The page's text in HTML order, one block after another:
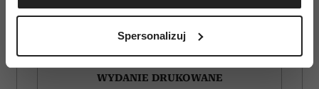
Identyfikować Twoje urządzenie, aktywnie
(fingerprinting, czyli wirtualny odcisk palca)
dane są przetwarzane oraz ustaw własne preferencje w
Spersonalizuj
ZAMÓW
WYDANIE DRUKOWANE